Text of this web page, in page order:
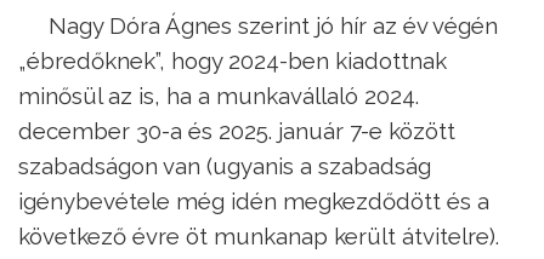
Nagy Dóra Ágnes szerint jó hír az év végén
„ébredőknek”, hogy 2024-ben kiadottnak
minősül az is, ha a munkavállaló 2024.
december 30-a és 2025. január 7-e között
szabadságon van (ugyanis a szabadság
igénybevétele még idén megkezdődött és a
következő évre öt munkanap került átvitelre).